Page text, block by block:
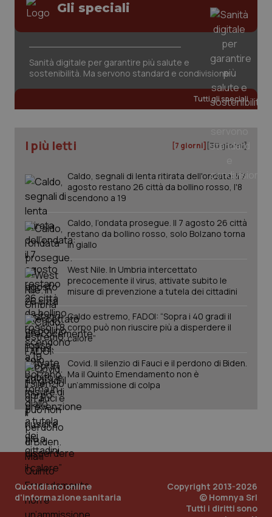
Gli speciali
Sanità digitale per garantire più salute e
sostenibilità. Ma servono standard e condivisione
Tutti gli speciali
I più letti [7 giorni] [30 giorni]
Caldo, segnali di lenta ritirata dell'ondata: il 7
agosto restano 26 città da bollino rosso, l'8
scendono a 19
Caldo, l’ondata prosegue. Il 7 agosto 26 città
restano da bollino rosso, solo Bolzano torna
in giallo
West Nile. In Umbria intercettato
precocemente il virus, attivate subito le
misure di prevenzione a tutela dei cittadini
Caldo estremo, FADOI: “Sopra i 40 gradi il
corpo può non riuscire più a disperdere il
calore”
Covid. Il silenzio di Fauci e il perdono di Biden.
Ma il Quinto Emendamento non è
un’ammissione di colpa
Quotidiano online
d'informazione sanitaria
Copyright 2013-2026
© Homnya Srl
Tutti i diritti sono
session-id
_ga
Google LLC
.quotidianosanita.it
PHPSESSID
PHP.net